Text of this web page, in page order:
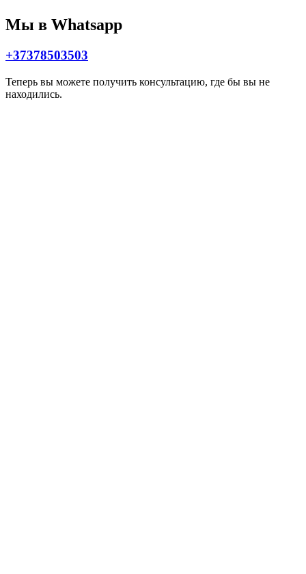
Мы в Whatsapp
+37378503503
Теперь вы можете получить консультацию, где бы вы не
находились.